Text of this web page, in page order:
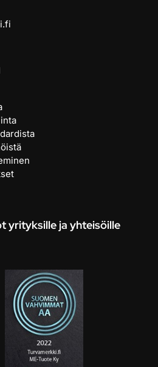
yrityksille ja yhteisöille